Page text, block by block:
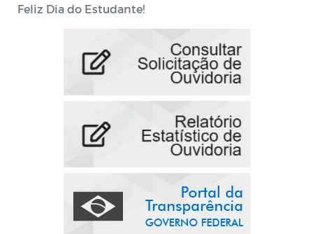
Feliz Dia do Estudante!